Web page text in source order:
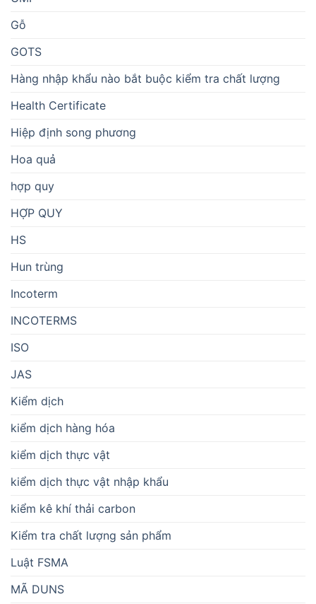
Gỗ
GOTS
Hàng nhập khẩu nào bắt buộc kiểm tra chất lượng
Health Certificate
Hiệp định song phương
Hoa quả
hợp quy
HỢP QUY
HS
Hun trùng
Incoterm
INCOTERMS
ISO
JAS
Kiểm dịch
kiểm dịch hàng hóa
kiểm dịch thực vật
kiểm dịch thực vật nhập khẩu
kiểm kê khí thải carbon
Kiểm tra chất lượng sản phẩm
Luật FSMA
MÃ DUNS